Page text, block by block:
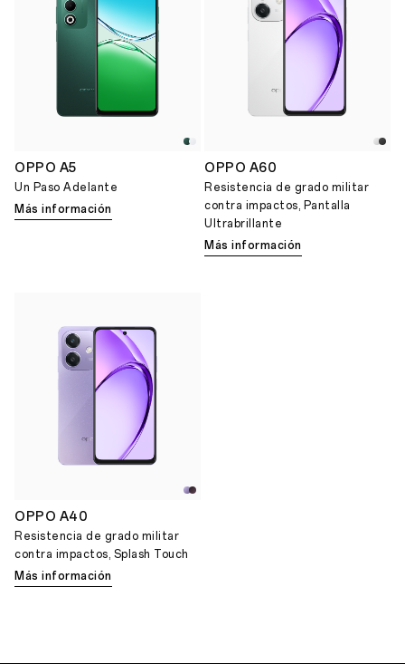
OPPO A5
Un Paso Adelante
Más información
OPPO A60
Resistencia de grado militar
contra impactos, Pantalla
Ultrabrillante
Más información
OPPO A40
Resistencia de grado militar
contra impactos, Splash Touch
Más información